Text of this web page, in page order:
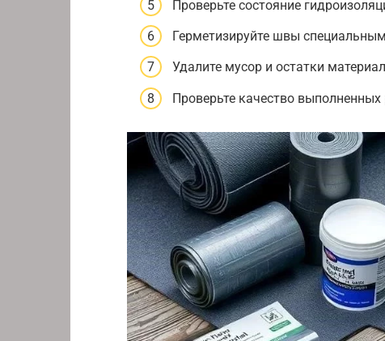
Проверьте состояние
Герметизируйте швы
Удалите мусор и остатки
Проверьте качество выполненных